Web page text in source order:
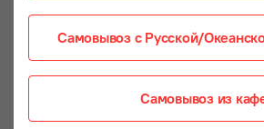
Самовывоз с Русской/
Самовывоз из